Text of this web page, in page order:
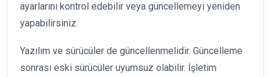
ayarlarını kontrol edebilir veya güncellemeyi yeniden
yapabilirsiniz.
Yazılım ve sürücüler de güncellenmelidir. Güncelleme
sonrası eski sürücüler uyumsuz olabilir. İşletim